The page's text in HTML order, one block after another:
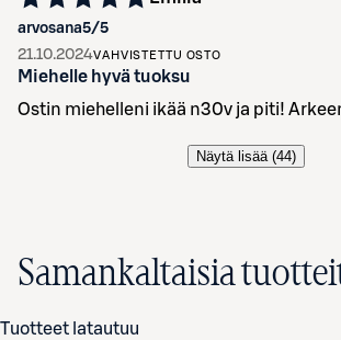
arvosana5/5
21.10.2024VAHVISTETTU OSTO
Miehelle hyvä tuoksu
Ostin miehelleni ikää n30v ja piti!
Näytä lisää (44)
Samankaltaisia
Tuotteet latautuu